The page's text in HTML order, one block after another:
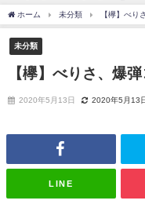
日向坂46まとめのまとめ /
そう！？
ハ！』ミーグリ日程がこちら
乃木坂あんてな ～乃木坂
をピックアップ / 日向坂46卒業
欅坂46/日向坂46まとめの
欅坂46/日向坂46まとめの
日向坂46まとめのまとめ /
wwwwwwwwwwww
日向坂46まとめのまとめ /
ホーム 未分類 【欅】べり
未分類
【欅】べりさ、爆
2020年5月13日 2020年5月13
LINE